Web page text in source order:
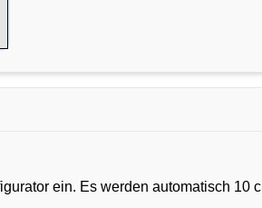
ein. Es werden automatisch